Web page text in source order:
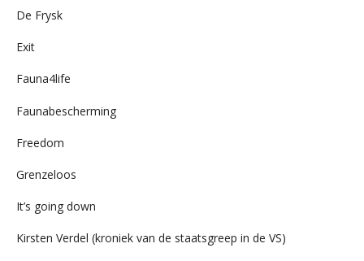
De Frysk
Exit
Fauna4life
Faunabescherming
Freedom
Grenzeloos
It’s going down
Kirsten Verdel (kroniek van de staatsgreep in de VS)